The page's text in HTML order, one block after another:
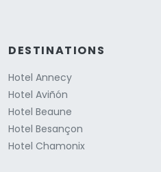
DESTINATIONS
Hotel Annecy
Hotel Aviñón
Hotel Beaune
Hotel Besançon
Hotel Chamonix